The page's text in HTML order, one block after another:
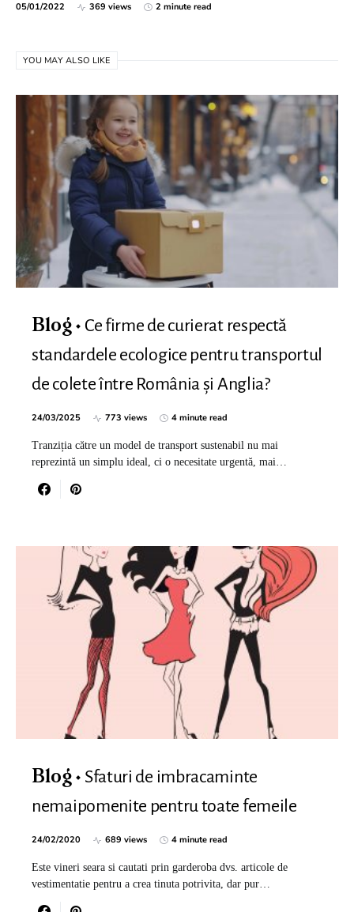
05/01/2022 369 views 2 minute read
YOU MAY ALSO LIKE
Blog
Ce firme de curierat respectă
standardele ecologice pentru transportul
de colete între România și Anglia?
24/03/2025 773 views 4 minute read
Tranziția către un model de transport sustenabil nu mai
reprezintă un simplu ideal, ci o necesitate urgentă, mai…
Blog
Sfaturi de imbracaminte
nemaipomenite pentru toate femeile
24/02/2020 689 views 4 minute read
Este vineri seara si cautati prin garderoba dvs. articole de
vestimentatie pentru a crea tinuta potrivita, dar pur…